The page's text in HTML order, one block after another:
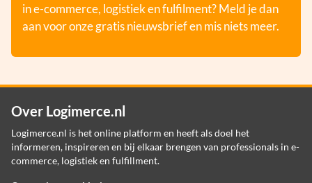
in e-commerce, logistiek en fulfilment? Meld je dan
aan voor onze gratis nieuwsbrief en mis niets meer.
Over Logimerce.nl
Logimerce.nl is het online platform en heeft als doel het
informeren, inspireren en bij elkaar brengen van professionals in e-
commerce, logistiek en fulfillment.